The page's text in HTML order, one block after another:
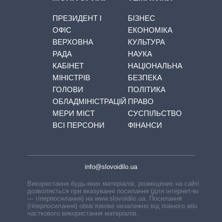
ПРЕЗИДЕНТ І
ОФІС
ВЕРХОВНА
РАДА
КАБІНЕТ
МІНІСТРІВ
ГОЛОВИ
ОБЛАДМІНІСТРАЦІЙ
МЕРИ МІСТ
ВСІ ПЕРСОНИ
БІЗНЕС
ЕКОНОМІКА
КУЛЬТУРА
НАУКА
НАЦІОНАЛЬНА
БЕЗПЕКА
ПОЛІТИКА
ПРАВО
СУСПІЛЬСТВО
ФІНАНСИ
info@slovoidilo.ua
Використання будь-яких матеріалів, розміщених на сайті,
дозволяється при вказуванні посилання (для інтернет-видань
— гіперпосилання) на www.slovoidilo.ua. Посилання
(гіперпосилання) обов’язкове незалежно від повного або
часткового використання матеріалів.